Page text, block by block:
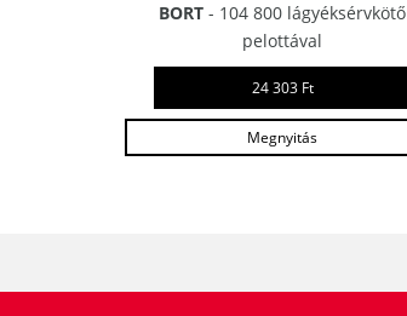
BORT - 104 800 lágyéksérvkötő
pelottával
24 303 Ft
Megnyitás